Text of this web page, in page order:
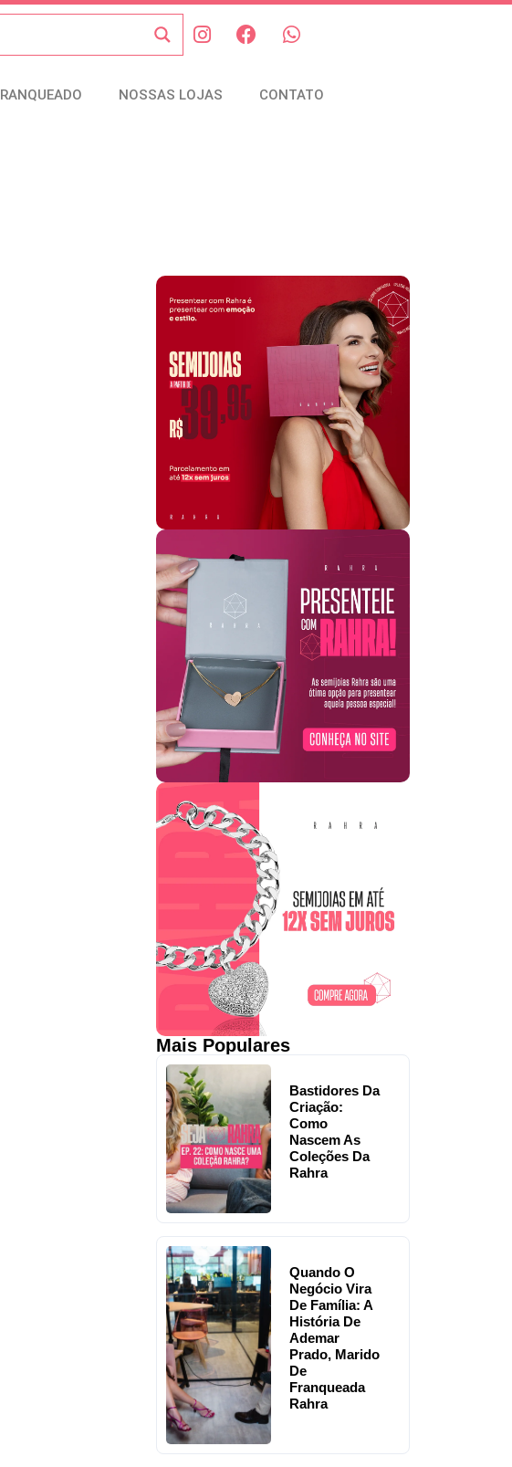
NOSSAS LOJAS CONTATO
Mais Populares
Bastidores Da
Criação:
Como
Nascem As
Coleções Da
Rahra
Quando O
Negócio Vira
De Família: A
História De
Ademar
Prado, Marido
De
Franqueada
Rahra